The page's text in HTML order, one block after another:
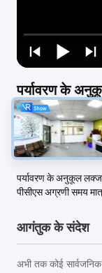
पर्यावरण के
फोन केस पैकेजिंग
#दराज कार्डबोर्ड बॉक्स
पर्यावरण के अनुकूल
पीसीएस अग्रणी समय
आगंतुक के संदेश
अभी तक कोई सार्वजनिक